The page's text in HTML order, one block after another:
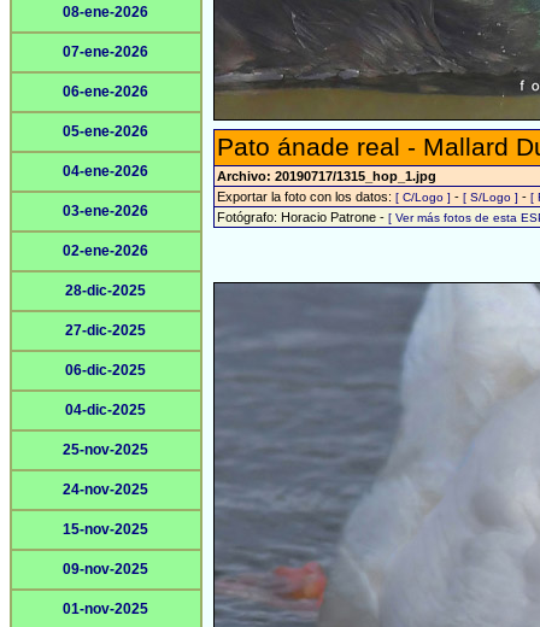
08-ene-2026
07-ene-2026
06-ene-2026
05-ene-2026
04-ene-2026
03-ene-2026
02-ene-2026
28-dic-2025
27-dic-2025
06-dic-2025
04-dic-2025
25-nov-2025
24-nov-2025
15-nov-2025
09-nov-2025
01-nov-2025
Pato ánade real - Mallard
Archivo: 20190717/1315_hop_1.jpg
Exportar la foto con los datos: [ C/Logo ] - [ S/Logo ] - [
Fotógrafo: Horacio Patrone - [ Ver más fotos de esta